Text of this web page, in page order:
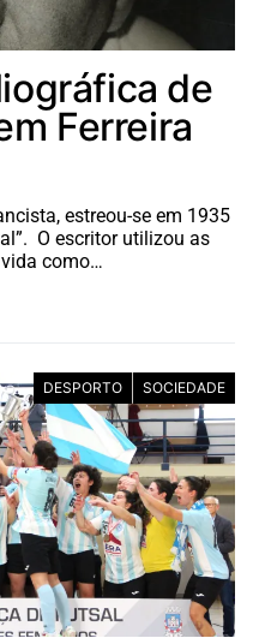
de
Ferreira
estreou-se em 1935
O escritor utilizou as
como…
DESPORTO SOCIEDADE